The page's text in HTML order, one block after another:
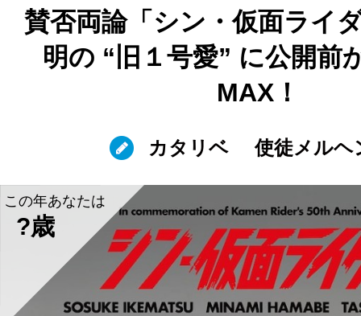
賛否両論「シン・仮面ライ
明の “旧１号愛” に公開前
MAX！
カタリベ 使徒メルヘ
この年あなたは
?歳